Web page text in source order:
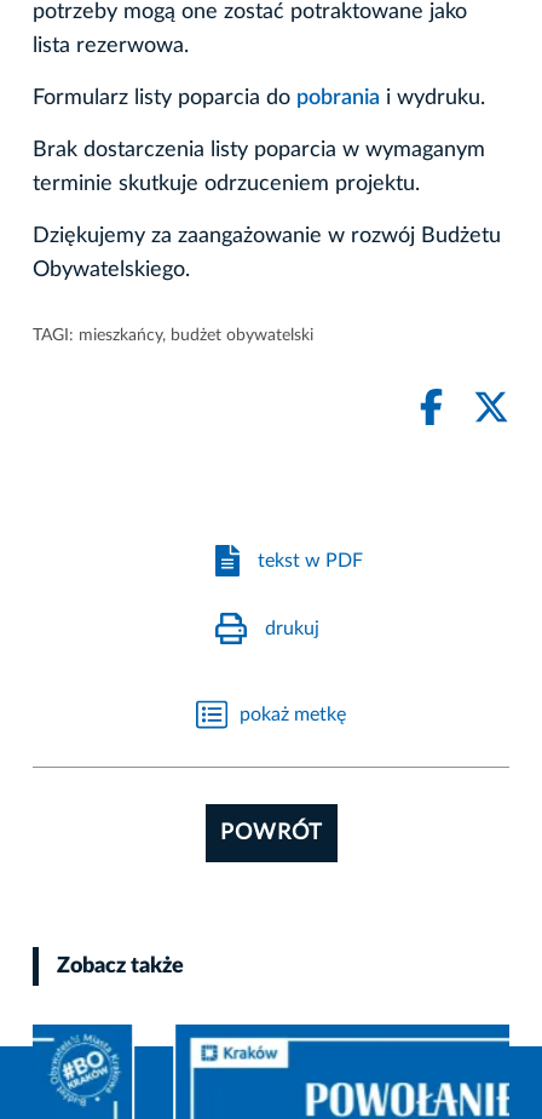
potrzeby mogą one zostać potraktowane jako
lista rezerwowa.
Formularz listy poparcia do pobrania i wydruku.
Brak dostarczenia listy poparcia w wymaganym
terminie skutkuje odrzuceniem projektu.
Dziękujemy za zaangażowanie w rozwój Budżetu
Obywatelskiego.
TAGI: mieszkańcy, budżet obywatelski
tekst w PDF
drukuj
pokaż metkę
POWRÓT
Zobacz także